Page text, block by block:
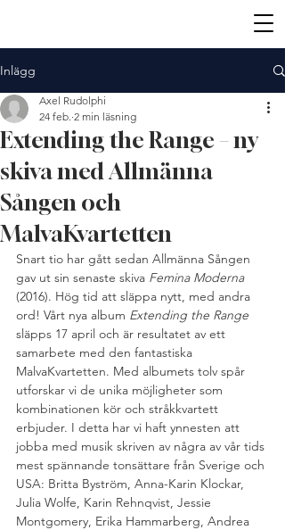
Inlägg
Extending the Range – ny
skiva med Allmänna
Sången och
MalvaKvartetten
Axel Rudolphi
24 feb. 2 min läsning
Snart tio har gått sedan Allmänna Sången
gav ut sin senaste skiva Femina Moderna
(2016). Hög tid att släppa nytt, med andra
ord! Vårt nya album Extending the Range
släpps 17 april och är resultatet av ett
samarbete med den fantastiska
MalvaKvartetten. Med albumets tolv spår
utforskar vi de unika möjligheter som
kombinationen kör och stråkkvartett
erbjuder. I detta har vi haft ynnesten att
jobba med musik skriven av några av vår tids
mest spännande tonsättare från Sverige och
USA: Britta Byström, Anna-Karin Klockar,
Julia Wolfe, Karin Rehnqvist, Jessie
Montgomery, Erika Hammarberg, Andrea